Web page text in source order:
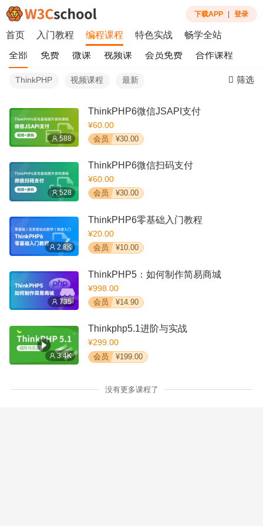
下载APP 登录
首页 入门教程 编程课程 特色实战 畅学全站
全部 免费 微课 视频课 会员免费 合作课程
ThinkPHP 视频课程 最新 筛选
588
ThinkPHP6微信JSAPI支付
¥60.00
会员 ¥30.00
528
ThinkPHP6微信扫码支付
¥60.00
会员 ¥30.00
2.8K
ThinkPHP6零基础入门教程
¥20.00
会员 ¥10.00
735
ThinkPHP5：如何制作简易商城
¥998.00
会员 ¥14.90
3.4K
Thinkphp5.1进阶与实战
¥299.00
会员 ¥199.00
没有更多课程了